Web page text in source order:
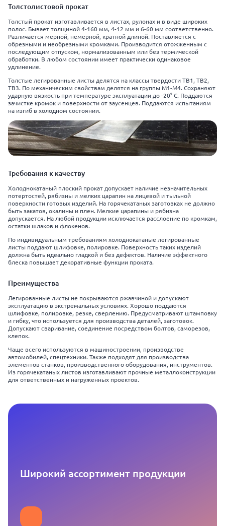
Толстолистовой прокат
Толстый прокат изготавливается в листах, рулонах и в виде широких
полос. Бывает толщиной 4-160 мм, 4-12 мм и 6-60 мм соответственно.
Различается мерной, немерной, кратной длиной. Поставляется с
обрезными и необрезными кромками. Производится отожженным с
последующим отпуском, нормализованным или без термической
обработки. В любом состоянии имеет практически одинаковое
удлинение.
Толстые легированные листы делятся на классы твердости ТВ1, ТВ2,
ТВ3. По механическим свойствам делятся на группы М1-М4. Сохраняют
ударную вязкость при температуре эксплуатации до -20° C. Поддаются
зачистке кромок и поверхности от заусенцев. Поддаются испытаниям
на изгиб в холодном состоянии.
Требования к качеству
Холоднокатаный плоский прокат допускает наличие незначительных
потертостей, рябизны и мелких царапин на лицевой и тыльной
поверхности готовых изделий. На горячекатаных заготовках не должно
быть закатов, окалины и плен. Мелкие царапины и рябизна
допускается. На любой продукции исключается расслоение по кромкам,
остатки шлаков и флокенов.
По индивидуальным требованиям холоднокатаные легированные
листы поддают шлифовке, полировке. Поверхность таких изделий
должна быть идеально гладкой и без дефектов. Наличие эффектного
блеска повышает декоративные функции проката.
Преимущества
Легированные листы не покрываются ржавчиной и допускают
эксплуатацию в экстремальных условиях. Хорошо поддаются
шлифовке, полировке, резке, сверлению. Предусматривают штамповку
и гибку, что используется для производства деталей, заготовок.
Допускают сваривание, соединение посредством болтов, саморезов,
клепок.
Чаще всего используются в машиностроении, производстве
автомобилей, спецтехники. Также подходят для производства
элементов станков, производственного оборудования, инструментов.
Из горячекатаных листов изготавливают прочные металлоконструкции
для ответственных и нагруженных проектов.
Широкий ассортимент продукции